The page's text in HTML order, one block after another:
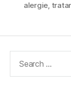
alergie,